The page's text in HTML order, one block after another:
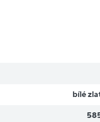
bílé